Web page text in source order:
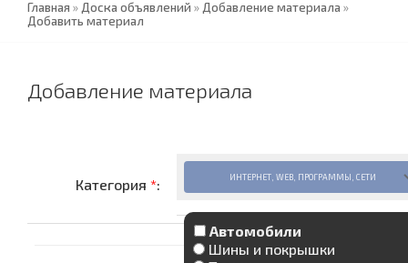
Главная » Доска объявлений » Добавление материала »
Добавить материал
Добавление материала
Категория *:
Автомобили
Шины и покрышки